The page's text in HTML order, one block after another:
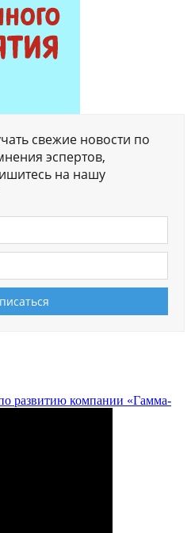
свежие новости по
эспертов,
на нашу
развитию компании «Гамма-